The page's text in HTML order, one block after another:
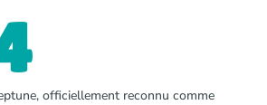
officiellement reconnu comme